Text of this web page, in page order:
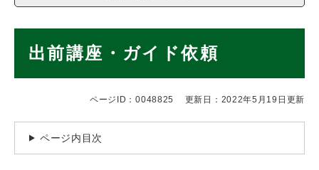
出前講座・ガイド依頼
ページID：0048825 更新日：2022年5月19日更新
ページ内目次